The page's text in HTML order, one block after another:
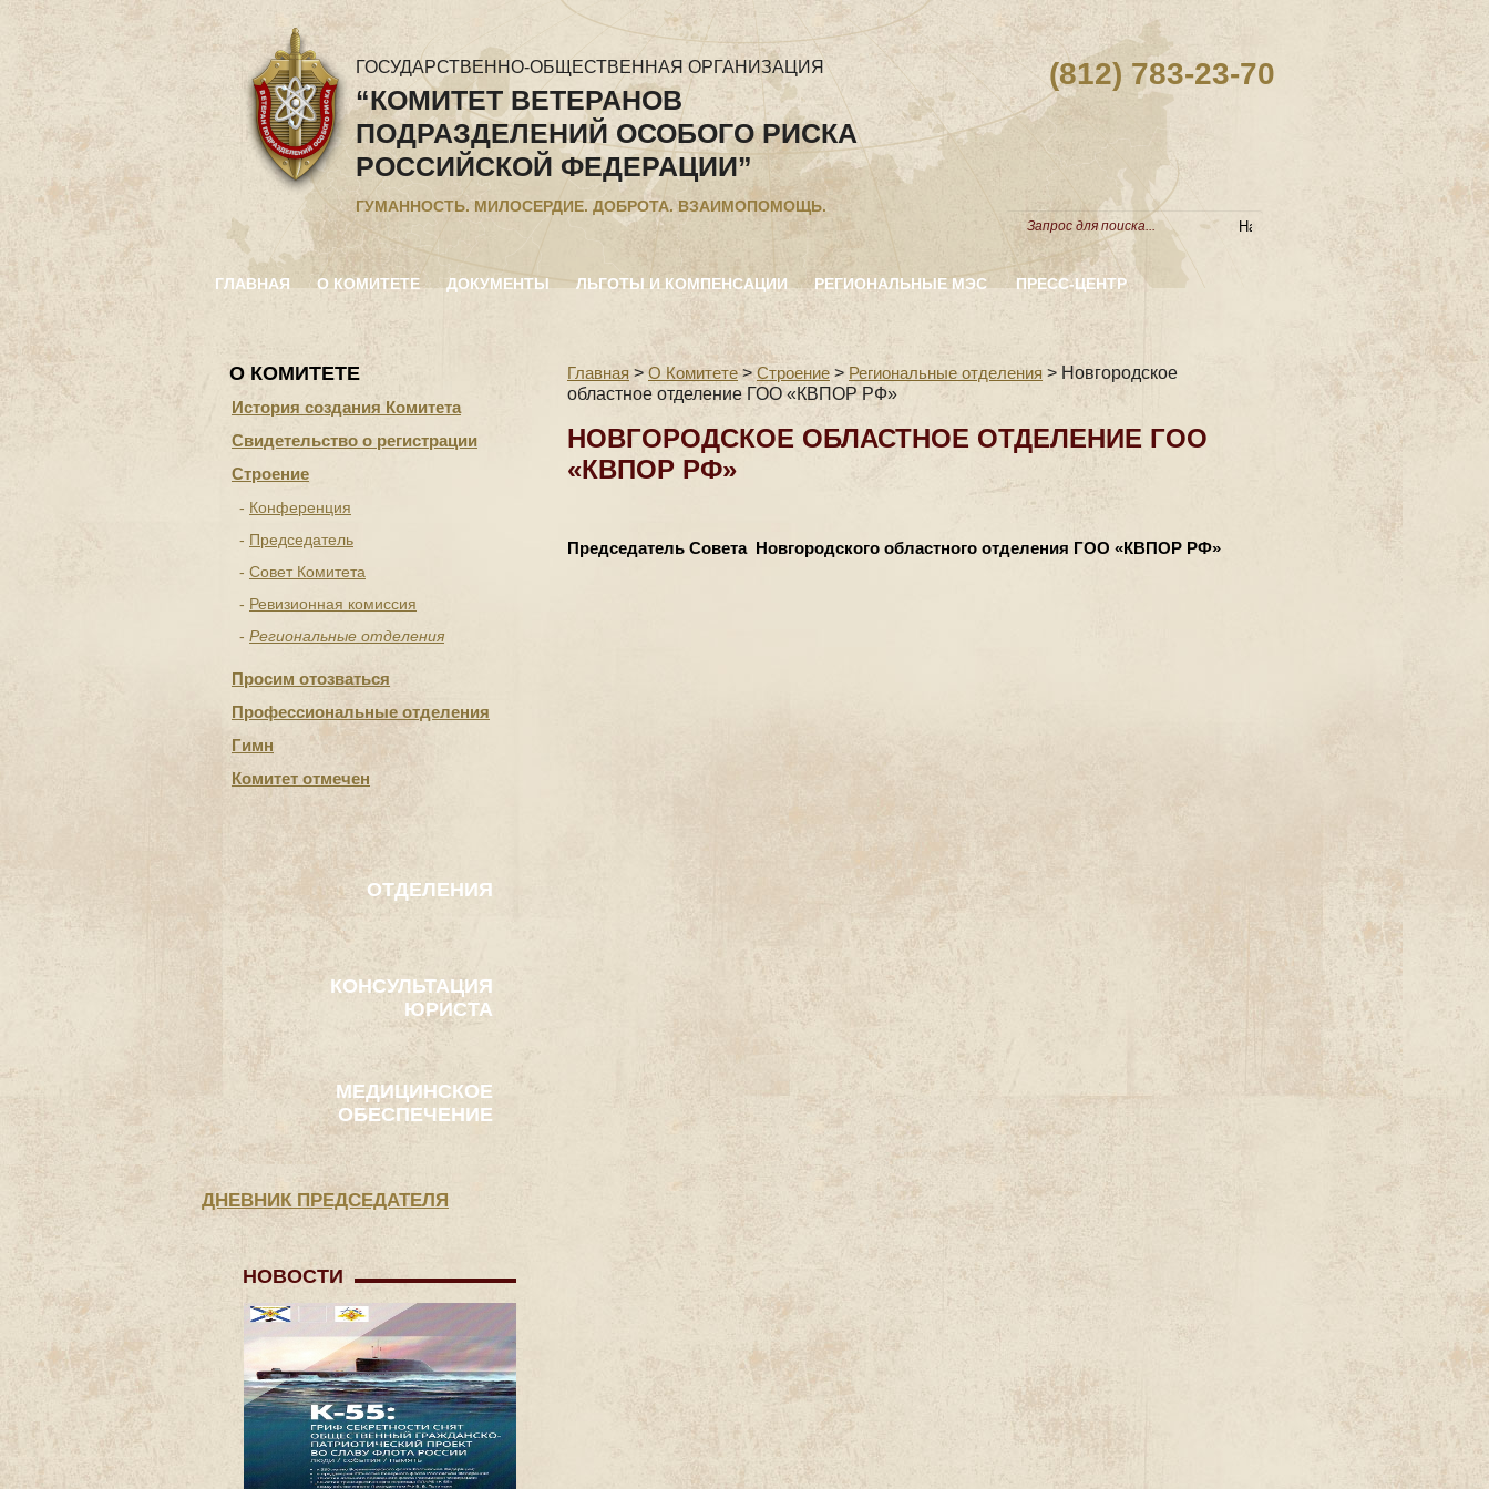
ГОСУДАРСТВЕННО-ОБЩЕСТВЕННАЯ ОРГАНИЗАЦИЯ
“КОМИТЕТ ВЕТЕРАНОВ
ПОДРАЗДЕЛЕНИЙ ОСОБОГО РИСКА
РОССИЙСКОЙ ФЕДЕРАЦИИ”
ГУМАННОСТЬ. МИЛОСЕРДИЕ. ДОБРОТА. ВЗАИМОПОМОЩЬ.
(812) 783-23-70
ГЛАВНАЯ О КОМИТЕТЕ ДОКУМЕНТЫ ЛЬГОТЫ И КОМПЕНСАЦИИ РЕГИОНАЛЬНЫЕ МЭС ПРЕСС-ЦЕНТР
О КОМИТЕТЕ
История создания Комитета
Свидетельство о регистрации
Строение
Конференция
Председатель
Совет Комитета
Ревизионная комиссия
Региональные отделения
Просим отозваться
Профессиональные отделения
Гимн
Комитет отмечен
ОТДЕЛЕНИЯ
КОНСУЛЬТАЦИЯ
ЮРИСТА
МЕДИЦИНСКОЕ
ОБЕСПЕЧЕНИЕ
ДНЕВНИК ПРЕДСЕДАТЕЛЯ
НОВОСТИ
Главная > О Комитете>Строение > Региональные отделения > Новгородское
областное отделение ГОО «КВПОР РФ»
НОВГОРОДСКОЕ ОБЛАСТНОЕ ОТДЕЛЕНИЕ ГОО
«КВПОР РФ»
Председатель Совета Новгородского областного отделения ГОО «КВПОР РФ»